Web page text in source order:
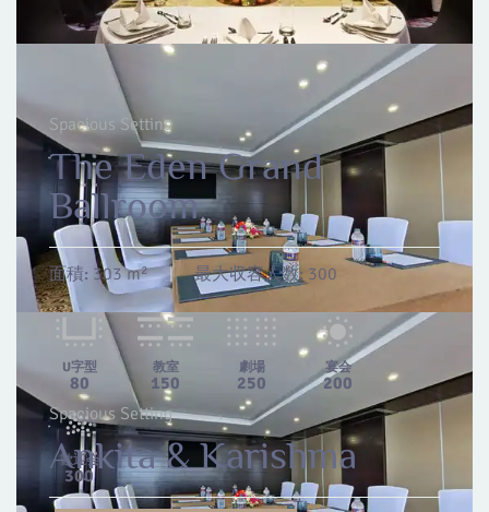
Spacious Setting
The Eden Grand
Ballroom
面積: 303 m² | 最大収容人数: 300
U字型
80
教室
150
劇場
250
宴会
200
歓迎会
300
Spacious Setting
Ankita & Karishma